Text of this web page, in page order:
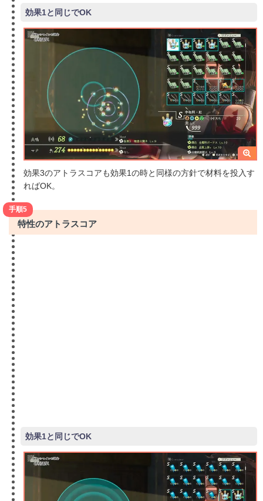
効果1と同じでOK
効果3のアトラスコアも効果1の時と同様の方針で材料を投入す
ればOK。
特性のアトラスコア
手順5
効果1と同じでOK